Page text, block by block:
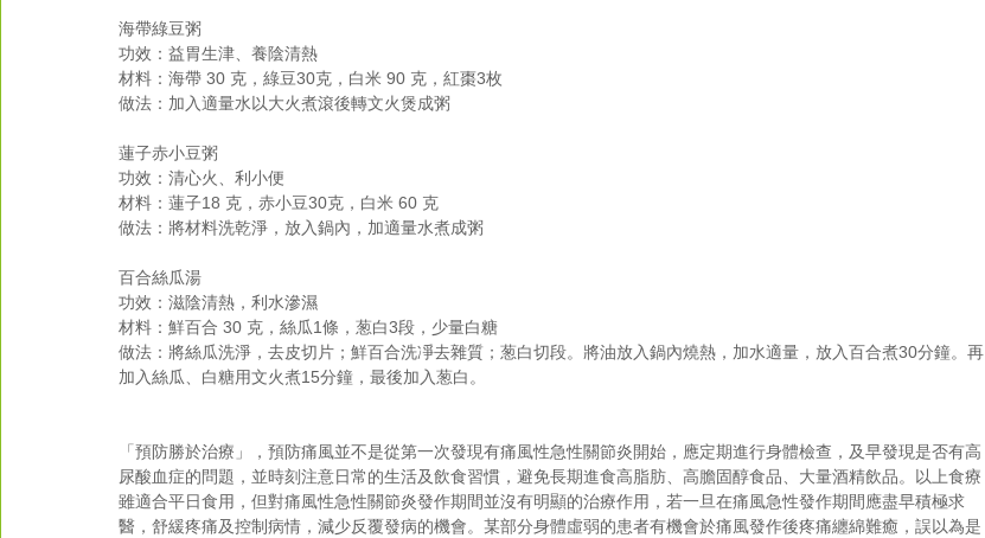
海帶綠豆粥
功效：益胃生津、養陰清熱
材料：海帶 30 克，綠豆30克，白米 90 克，紅棗3枚
做法：加入適量水以大火煮滾後轉文火煲成粥
蓮子赤小豆粥
功效：清心火、利小便
材料：蓮子18 克，赤小豆30克，白米 60 克
做法：將材料洗乾淨，放入鍋內，加適量水煮成粥
百合絲瓜湯
功效：滋陰清熱，利水滲濕
材料：鮮百合 30 克，絲瓜1條，葱白3段，少量白糖
做法：將絲瓜洗淨，去皮切片；鮮百合洗凈去雜質；葱白切段。將油放入鍋內燒熱，加水適量，放入百合煮30分鐘。再
加入絲瓜、白糖用文火煮15分鐘，最後加入葱白。
「預防勝於治療」，預防痛風並不是從第一次發現有痛風性急性關節炎開始，應定期進行身體檢查，及早發現是否有高
尿酸血症的問題，並時刻注意日常的生活及飲食習慣，避免長期進食高脂肪、高膽固醇食品、大量酒精飲品。以上食療
雖適合平日食用，但對痛風性急性關節炎發作期間並沒有明顯的治療作用，若一旦在痛風急性發作期間應盡早積極求
醫，舒緩疼痛及控制病情，減少反覆發病的機會。某部分身體虛弱的患者有機會於痛風發作後疼痛纏綿難癒，誤以為是